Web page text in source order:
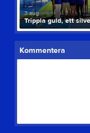
3 aug
Kommentera